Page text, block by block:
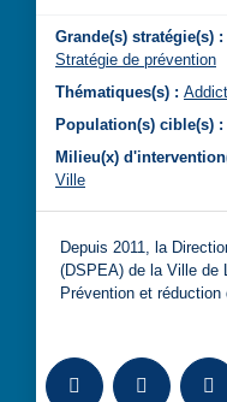
Grande(s) stratégie(s) :
Stratégie de prévention
Thématiques(s) :
Population(s) cible(s) :
Milieu(x)
Ville
Depuis 2011, la
(DSPEA) de la Ville de
Prévention et
Ajouter à laTélécharger